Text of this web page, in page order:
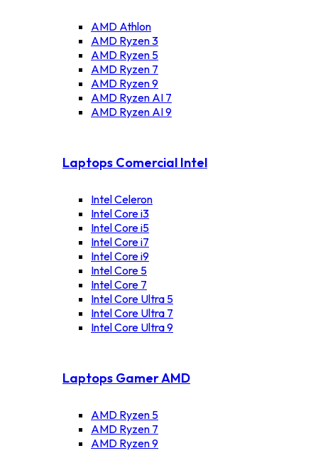
AMD Athlon
AMD Ryzen 3
AMD Ryzen 5
AMD Ryzen 7
AMD Ryzen 9
AMD Ryzen AI 7
AMD Ryzen AI 9
Laptops Comercial Intel
Intel Celeron
Intel Core i3
Intel Core i5
Intel Core i7
Intel Core i9
Intel Core 5
Intel Core 7
Intel Core Ultra 5
Intel Core Ultra 7
Intel Core Ultra 9
Laptops Gamer AMD
AMD Ryzen 5
AMD Ryzen 7
AMD Ryzen 9